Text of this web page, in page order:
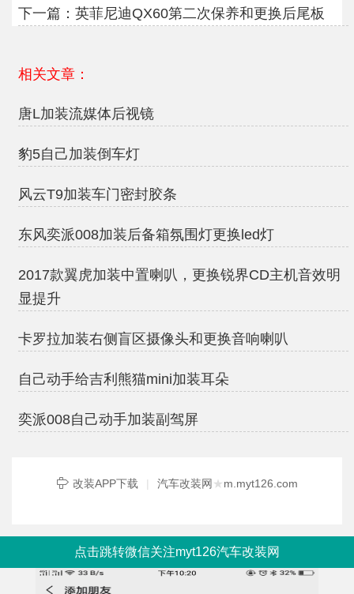
下一篇： 英菲尼迪QX60第二次保养和更换后尾板
相关文章：
唐L加装流媒体后视镜
豹5自己加装倒车灯
风云T9加装车门密封胶条
东风奕派008加装后备箱氛围灯更换led灯
2017款翼虎加装中置喇叭，更换锐界CD主机音效明
显提升
卡罗拉加装右侧盲区摄像头和更换音响喇叭
自己动手给吉利熊猫mini加装耳朵
奕派008自己动手加装副驾屏
改装APP下载 | 汽车改装网 ★m.myt126.com
点击跳转微信关注myt126汽车改装网